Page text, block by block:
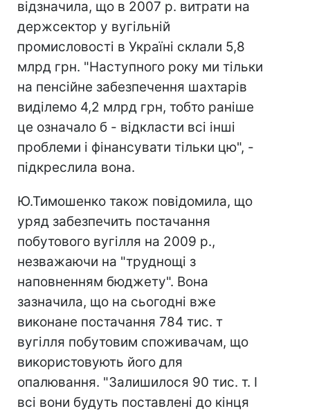
відзначила, що в 2007 р. витрати на
держсектор у вугільній
промисловості в Україні склали 5,8
млрд грн. "Наступного року ми тільки
на пенсійне забезпечення шахтарів
виділемо 4,2 млрд грн, тобто раніше
це означало б - відкласти всі інші
проблеми і фінансувати тільки цю", -
підкреслила вона.
Ю.Тимошенко також повідомила, що
уряд забезпечить постачання
побутового вугілля на 2009 р.,
незважаючи на "труднощі з
наповненням бюджету". Вона
зазначила, що на сьогодні вже
виконане постачання 784 тис. т
вугілля побутовим споживачам, що
використовують його для
опалювання. "Залишилося 90 тис. т. І
всі вони будуть поставлені до кінця